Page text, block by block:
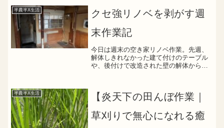
画を見るとスイッ...
半農半X生活
クセ強リノベを剥がす週
末作業記
今日は週末の空き家リノベ作業。先週、
解体しきれなかった建て付けのテーブル
や、後付けで改造された壁の解体からス
管自体はガス漏れ防止のた...
半農半X生活
【炎天下の田んぼ作業｜
草刈りで無心になれる癒